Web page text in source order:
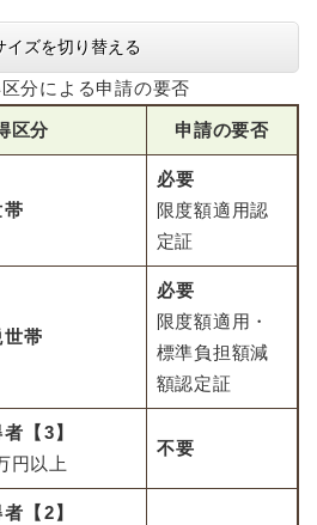
イズを切り替える
分による申請の要否
区分 申請の要否
必要
限度額適用認
定証
帯
必要
限度額適用・
標準負担額減
額認定証
【3】
円以上
不要
【2】